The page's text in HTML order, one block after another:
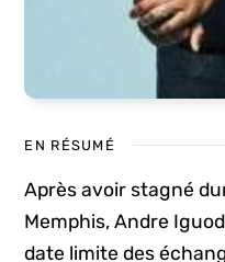
EN RÉSUMÉ
Après avoir stagné
Memphis, Andre
date limite des